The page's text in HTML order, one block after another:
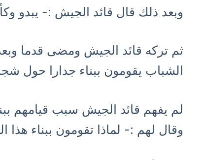
وبعد ذلك قال قائد الجيش :- يبدو
ثم تركه قائد الجيش ومضى قدما
الشباب يقومون ببناء جدارا حول
لم يفهم قائد الجيش سبب قيامهم
وقال لهم :- لماذا تقومون ببناء